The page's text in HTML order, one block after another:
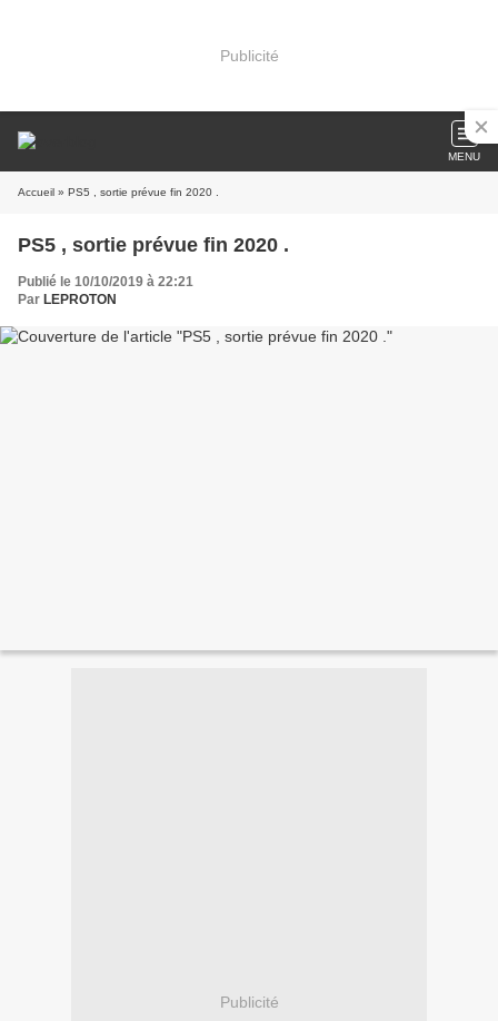
Publicité
MENU
Accueil » PS5 , sortie prévue fin 2020 .
PS5 , sortie prévue fin 2020 .
Publié le 10/10/2019 à 22:21
Par LEPROTON
Publicité